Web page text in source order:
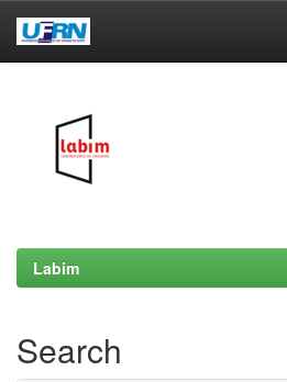
Labim
Search